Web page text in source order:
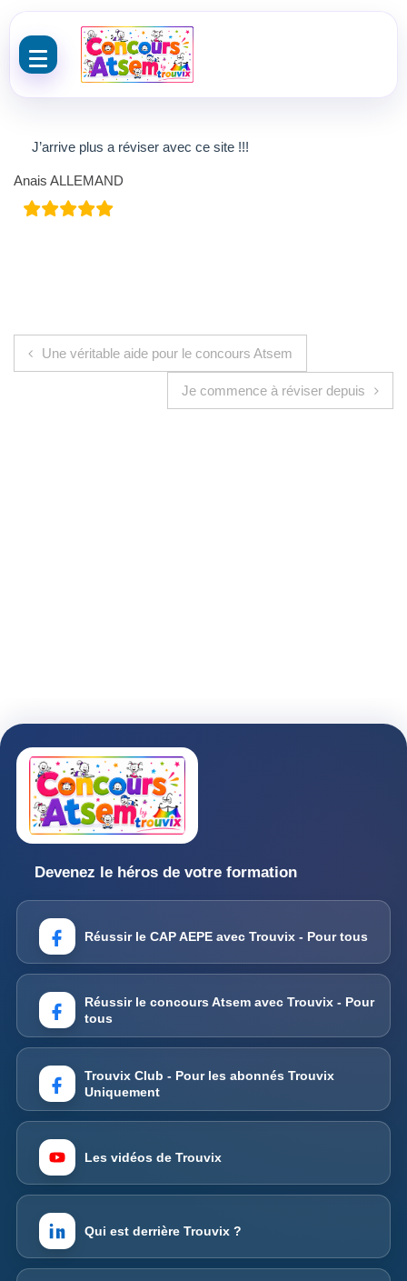
J’arrive plus a réviser avec ce site !!!
Anais ALLEMAND
Navigation de l’article
Une véritable aide pour le concours Atsem
Je commence à réviser depuis
Devenez le héros de votre formation
Réussir le CAP AEPE avec Trouvix - Pour tous
Réussir le concours Atsem avec Trouvix - Pour
tous
Trouvix Club - Pour les abonnés Trouvix
Uniquement
Les vidéos de Trouvix
Qui est derrière Trouvix ?